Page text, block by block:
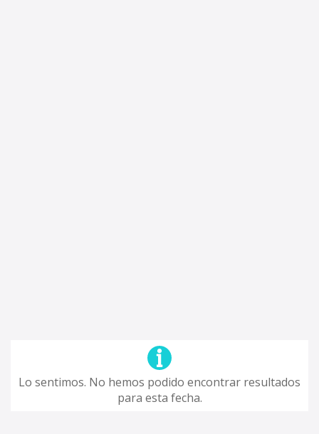
Lo sentimos. No hemos podido encontrar resultados
para esta fecha.